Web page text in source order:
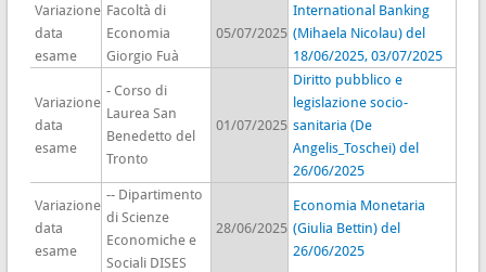
Variazione
data
esame
Facoltà di
Economia
Giorgio Fuà
05/07/2025
International Banking
(Mihaela Nicolau) del
18/06/2025, 03/07/2025
Variazione
data
esame
- Corso di
Laurea San
Benedetto del
Tronto
01/07/2025
Diritto pubblico e
legislazione socio-
sanitaria (De
Angelis_Toschei) del
26/06/2025
Variazione
data
esame
-- Dipartimento
di Scienze
Economiche e
Sociali DISES
28/06/2025
Economia Monetaria
(Giulia Bettin) del
26/06/2025